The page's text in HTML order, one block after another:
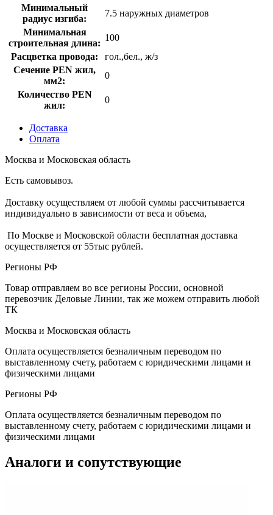
Минимальный
радиус изгиба:
7.5 наружных диаметров
Минимальная
строительная длина:
100
Расцветка провода:
гол.,бел., ж/з
Сечение PEN жил,
мм2:
0
Количество PEN
жил:
0
Доставка
Оплата
Москва и Московская область
Есть самовывоз.
Доставку осуществляем от любой суммы рассчитывается
индивидуально в зависимости от веса и объема,
По Москве и Московской области бесплатная доставка
осуществляется от 55тыс рублей.
Регионы РФ
Товар отправляем во все регионы России, основной
перевозчик Деловые Линии, так же можем отправить любой
ТК
Москва и Московская область
Оплата осуществляется безналичным переводом по
выставленному счету, работаем с юридическими лицами и
физическими лицами
Регионы РФ
Оплата осуществляется безналичным переводом по
выставленному счету, работаем с юридическими лицами и
физическими лицами
Аналоги и сопутствующие